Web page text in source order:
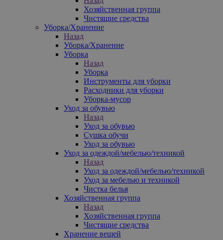
Хозяйственная группа
Чистящие средства
Уборка/Хранение
Назад
Уборка/Хранение
Уборка
Назад
Уборка
Инструменты для уборки
Расходники для уборки
Уборка-мусор
Уход за обувью
Назад
Уход за обувью
Сушка обучи
Уход за обувью
Уход за одеждой/мебелью/техникой
Назад
Уход за одеждой/мебелью/техникой
Уход за мебелью и техникой
Чистка белья
Хозяйственная группа
Назад
Хозяйственная группа
Чистящие средства
Хранение вещей